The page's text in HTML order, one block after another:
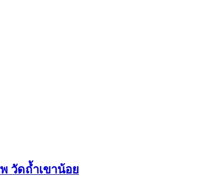
วัดถ้ำเขาน้อย